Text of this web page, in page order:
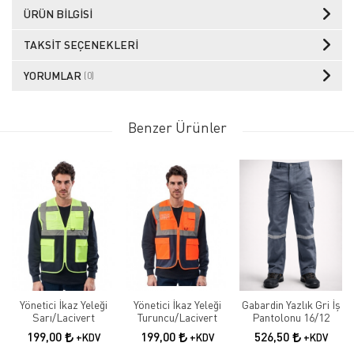
ÜRÜN BILGISI
TAKSIT SEÇENEKLERI
YORUMLAR (0)
Benzer Ürünler
Yönetici İkaz Yeleği
Sarı/Lacivert
199,00 +KDV
Yönetici İkaz Yeleği
Turuncu/Lacivert
199,00 +KDV
Gabardin Yazlık Gri İş
Pantolonu 16/12
526,50 +KDV